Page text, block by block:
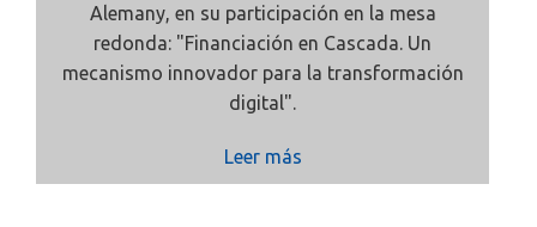
Alemany, en su participación en la mesa
redonda: "Financiación en Cascada. Un
mecanismo innovador para la transformación
digital".
Leer más